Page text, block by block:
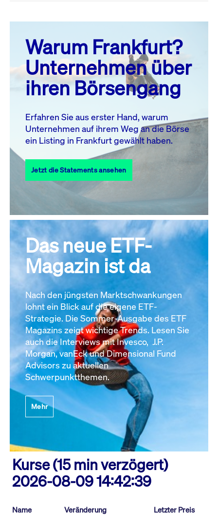
August 26
MO. DI. MI. DO. FR. SA. SO.
1
2
3
4 5 6 7 8
10 11 13 14
17
18 19 20 21 22
23
27 28
31
Alle Events
Warum Frankfurt?
Unternehmen über
ihren Börsengang
Erfahren Sie aus erster Hand, warum
Unternehmen auf ihrem Weg an die Börse
ein Listing in Frankfurt gewählt haben.
Jetzt die Statements ansehen
Das neue ETF-
Magazin ist da
Nach den jüngsten Marktschwankungen
lohnt ein Blick auf die eigene ETF-
Strategie. Die Sommer-Ausgabe des ETF
Magazins zeigt wichtige Trends. Lesen Sie
auch die Interviews mit Invesco, J.P.
Morgan, vanEck und Dimensional Fund
Advisors zu aktuellen
Schwerpunktthemen.
Mehr
Kurse (15 min verzögert)
2026-08-09 14:42:39
Name Veränderung Letzter Preis